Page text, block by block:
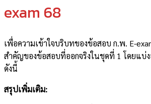
exam 68
เพื่อความเข้าใจบริบทของข้อสอบ ก.พ. E-
สำคัญของข้อสอบที่ออกจริงในชุดที่ 1 โดยแบ่
ดังนี้
สรุปเพิ่มเติม: